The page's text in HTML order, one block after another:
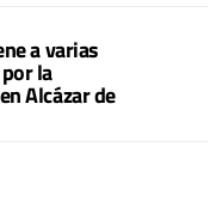
a varias
la
Alcázar de